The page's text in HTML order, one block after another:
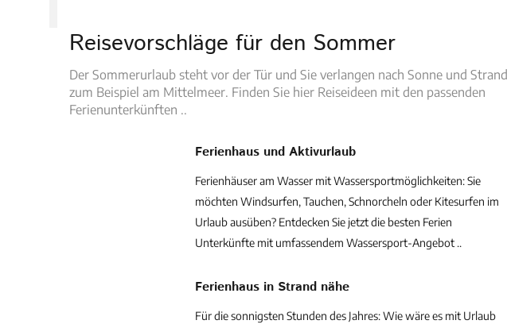
Reisevorschläge für den Sommer
Der Sommerurlaub steht vor der Tür und Sie verlangen nach Sonne und Strand
zum Beispiel am Mittelmeer. Finden Sie hier Reiseideen mit den passenden
Ferienunterkünften ..
Ferienhaus und Aktivurlaub
Ferienhäuser am Wasser mit Wassersportmöglichkeiten: Sie
möchten Windsurfen, Tauchen, Schnorcheln oder Kitesurfen im
Urlaub ausüben? Entdecken Sie jetzt die besten Ferien
Unterkünfte mit umfassendem Wassersport-Angebot ..
Ferienhaus in Strand nähe
Für die sonnigsten Stunden des Jahres: Wie wäre es mit Urlaub